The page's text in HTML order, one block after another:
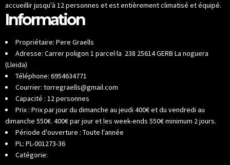
accueillir jusqu'à 12 personnes et est entièrement climatisé et équipé.
Information
Propriétaire: Pere Graells
Adresse: Carrer poligon 1 parcel·la 238 25614 GERB La noguera
(Lleida)
Téléphone: 6954634771
Courrier: torregraells@gmail.com
Capacité : 12 personnes
Prix : Prix par jour du dimanche au jeudi 400€ et du vendredi au
dimanche 550€. 400€ par jour et les week-ends 550€ minimum 2 jours.
Période d'ouverture : Toute l'année
PL: PL-001273-36
Catégorie: